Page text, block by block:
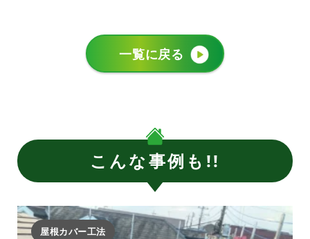
一覧に戻る
こんな事例も!!
屋根カバー工法